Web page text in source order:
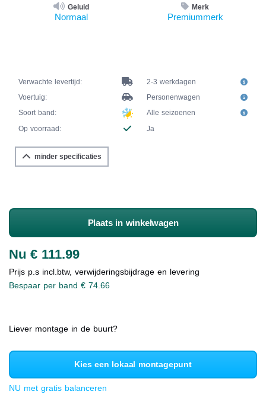
Geluid
Normaal
Merk
Premiummerk
Verwachte levertijd:
2-3 werkdagen
Voertuig:
Personenwagen
Soort band:
Alle seizoenen
Op voorraad:
Ja
minder specificaties
Plaats in winkelwagen
Nu € 111.99
Prijs p.s incl.btw, verwijderingsbijdrage en levering
Bespaar per band € 74.66
Liever montage in de buurt?
Kies een lokaal montagepunt
NU met gratis balanceren